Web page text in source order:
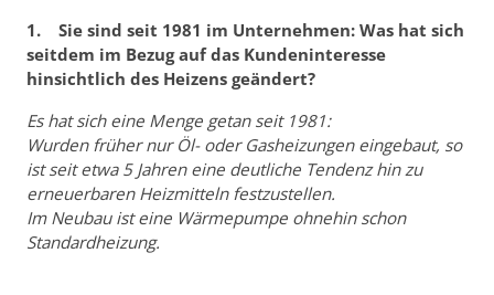
1. Sie sind seit 1981 im Unternehmen: Was hat sich
seitdem im Bezug auf das Kundeninteresse
hinsichtlich des Heizens geändert?
Es hat sich eine Menge getan seit 1981:
Wurden früher nur Öl- oder Gasheizungen eingebaut, so
ist seit etwa 5 Jahren eine deutliche Tendenz hin zu
erneuerbaren Heizmitteln festzustellen.
Im Neubau ist eine Wärmepumpe ohnehin schon
Standardheizung.